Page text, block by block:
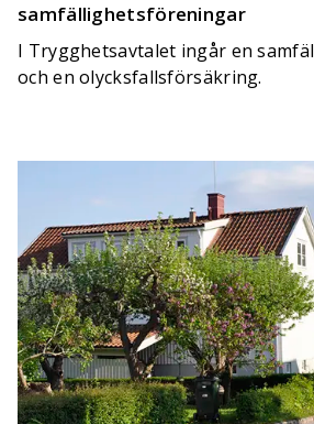
samfällighetsföreningar
I Trygghetsavtalet ingår en
och en olycksfallsförsäkring.